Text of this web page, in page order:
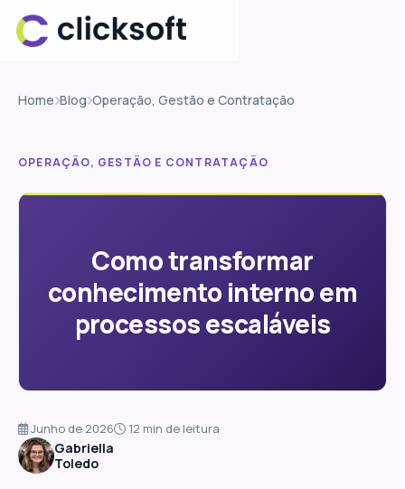
Home Blog Operação, Gestão e Contratação
OPERAÇÃO, GESTÃO E CONTRATAÇÃO
Como transformar
conhecimento interno em
processos escaláveis
Junho de 2026 12 min de leitura
Gabriella
Toledo